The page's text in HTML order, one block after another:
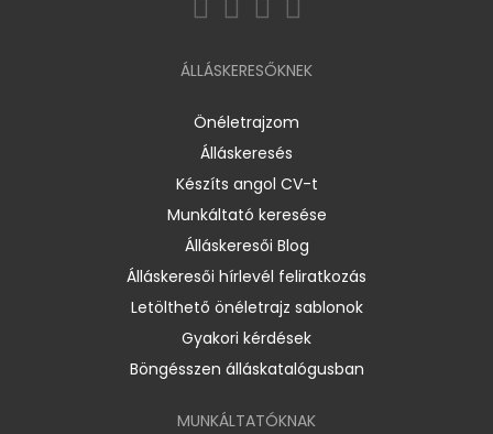
ÁLLÁSKERESŐKNEK
Önéletrajzom
Álláskeresés
Készíts angol CV-t
Munkáltató keresése
Álláskeresői Blog
Álláskeresői hírlevél feliratkozás
Letölthető önéletrajz sablonok
Gyakori kérdések
Böngésszen álláskatalógusban
MUNKÁLTATÓKNAK